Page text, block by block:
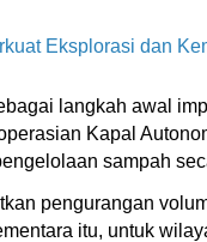
Eksplorasi dan
langkah awal
Kapal
sampah
pengurangan
itu, untuk